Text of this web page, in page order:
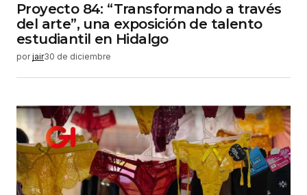
Proyecto 84: “Transformando a través
del arte”, una exposición de talento
estudiantil en Hidalgo
por jair30 de diciembre